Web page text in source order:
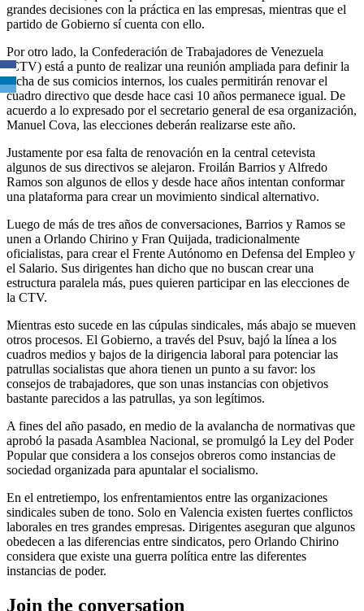
grandes decisiones con la práctica en las empresas, mientras que el
partido de Gobierno sí cuenta con ello.
Por otro lado, la Confederación de Trabajadores de Venezuela
(CTV) está a punto de realizar una reunión ampliada para definir la
fecha de sus comicios internos, los cuales permitirán renovar el
cuadro directivo que desde hace casi 10 años permanece igual. De
acuerdo a lo expresado por el secretario general de esa organización,
Manuel Cova, las elecciones deberán realizarse este año.
Justamente por esa falta de renovación en la central cetevista
algunos de sus directivos se alejaron. Froilán Barrios y Alfredo
Ramos son algunos de ellos y desde hace años intentan conformar
una plataforma para crear un movimiento sindical alternativo.
Luego de más de tres años de conversaciones, Barrios y Ramos se
unen a Orlando Chirino y Fran Quijada, tradicionalmente
oficialistas, para crear el Frente Autónomo en Defensa del Empleo y
el Salario. Sus dirigentes han dicho que no buscan crear una
estructura paralela más, pues quieren participar en las elecciones de
la CTV.
Mientras esto sucede en las cúpulas sindicales, más abajo se mueven
otros procesos. El Gobierno, a través del Psuv, bajó la línea a los
cuadros medios y bajos de la dirigencia laboral para potenciar las
patrullas socialistas que ahora tienen un punto a su favor: los
consejos de trabajadores, que son unas instancias con objetivos
bastante parecidos a las patrullas, ya son legítimos.
A fines del año pasado, en medio de la avalancha de normativas que
aprobó la pasada Asamblea Nacional, se promulgó la Ley del Poder
Popular que considera a los consejos obreros como instancias de
sociedad organizada para apuntalar el socialismo.
En el entretiempo, los enfrentamientos entre las organizaciones
sindicales suben de tono. Solo en Valencia existen fuertes conflictos
laborales en tres grandes empresas. Dirigentes aseguran que algunos
obedecen a las diferencias entre sindicatos, pero Orlando Chirino
considera que existe una guerra política entre las diferentes
instancias de poder.
Join the conversation